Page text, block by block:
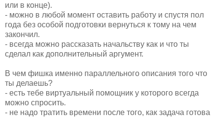
или в конце).
- можно в любой момент оставить работу и спустя пол
года без особой подготовки вернуться к тому на чем
закончил.
- всегда можно рассказать начальству как и что ты
сделал как дополнительный аргумент.
В чем фишка именно параллельного описания того что
ты делаешь?
- есть тебе виртуальный помощник у которого всегда
можно спросить.
- не надо тратить времени после того, как задача готова